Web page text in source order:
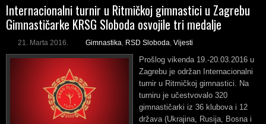
Internacionalni turnir u Ritmičkoj gimnastici u Zagrebu
Gimnastičarke KRSG Sloboda osvojile tri medalje
21. Marta 2016. Gimnastika RSD Sloboda Vijesti
Prošlog vikenda 19.-20.03.2016 u
Zagrebu je održan Internacionalni
turnir u Ritmičkoj gimnastici. Na
turniru je učestvovalo 320
gimnastičarki iz 36 klubova i 12
država (Ukrajina, Rusija, Bosna i